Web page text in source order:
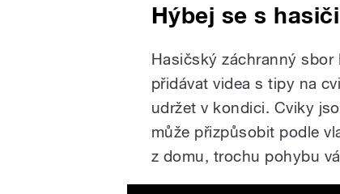
Hýbej se s hasiči
Hasičský záchranný sbor
přidávat videa s tipy na
udržet v kondici. Cviky
může přizpůsobit podle
z domu, trochu pohybu